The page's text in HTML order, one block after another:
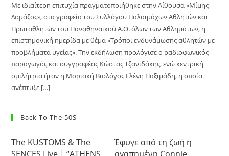
Με ιδιαίτερη επιτυχία πραγματοποιήθηκε στην Αίθουσα «Μίμης
Δομάζος», στα γραφεία του Συλλόγου Παλαιμάχων Αθλητών και
Πρωταθλητών του Παναθηναϊκού Α.Ο. όλων των Αθλημάτων, η
επιστημονική ημερίδα με θέμα «Τρόποι ενδυνάμωσης αθλητών με
προβλήματα υγείας». Την εκδήλωση προλόγισε ο ραδιοφωνικός
παραγωγός και συγγραφέας Κώστας Τζανιδάκης, ενώ κεντρική
ομιλήτρια ήταν η Μοριακή Βιολόγος Ελένη Παξιμάδη, η οποία
ανέπτυξε […]
Back To The 50S
The KUSTOMS & The
Έφυγε από τη ζωή η